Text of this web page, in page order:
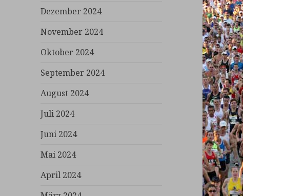
Dezember 2024
November 2024
Oktober 2024
September 2024
August 2024
Juli 2024
Juni 2024
Mai 2024
April 2024